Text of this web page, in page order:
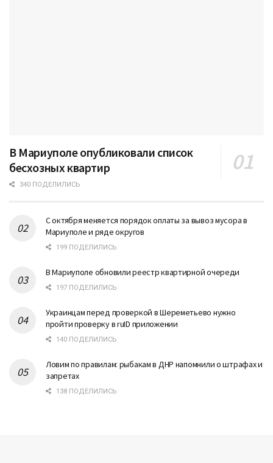
В Мариуполе опубликовали список
бесхозных квартир
340 ПОДЕЛИЛИСЬ
С октября меняется порядок оплаты за вывоз мусора в
Мариуполе и ряде округов
199 ПОДЕЛИЛИСЬ
В Мариуполе обновили реестр квартирной очереди
197 ПОДЕЛИЛИСЬ
Украинцам перед проверкой в Шереметьево нужно
пройти проверку в ruID приложении
140 ПОДЕЛИЛИСЬ
Ловим по правилам: рыбакам в ДНР напомнили о штрафах и
запретах
138 ПОДЕЛИЛИСЬ